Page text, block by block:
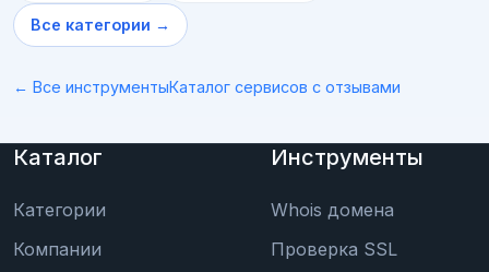
Все категории →
← Все инструментыКаталог сервисов с отзывами
Каталог
Категории
Компании
Инструменты
Whois домена
Проверка SSL